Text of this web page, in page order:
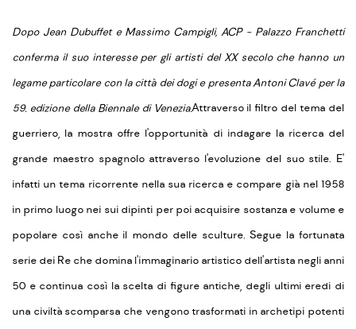
Dopo Jean Dubuffet e Massimo Campigli, ACP - Palazzo Franchetti
conferma il suo interesse per gli artisti del XX secolo che hanno un
legame particolare con la città dei dogi e presenta Antoni Clavé per la
59. edizione della Biennale di Venezia.Attraverso il filtro del tema del
guerriero, la mostra offre l'opportunità di indagare la ricerca del
grande maestro spagnolo attraverso l'evoluzione del suo stile. E'
infatti un tema ricorrente nella sua ricerca e compare già nel 1958
in primo luogo nei sui dipinti per poi acquisire sostanza e volume e
popolare così anche il mondo delle sculture. Segue la fortunata
serie dei Re che domina l'immaginario artistico dell'artista negli anni
50 e continua così la scelta di figure antiche, degli ultimi eredi di
una civiltà scomparsa che vengono trasformati in archetipi potenti